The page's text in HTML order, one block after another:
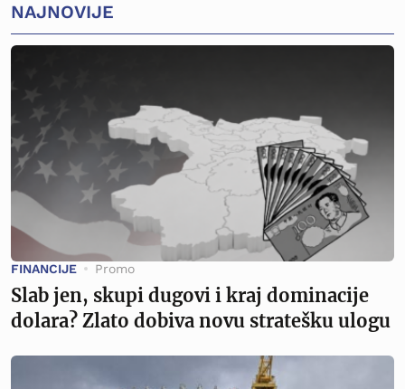
NAJNOVIJE
FINANCIJE Promo
Slab jen, skupi dugovi i kraj dominacije
dolara? Zlato dobiva novu stratešku ulogu